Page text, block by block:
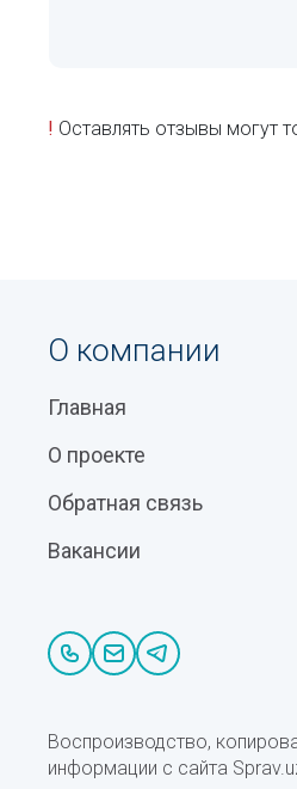
! Оставлять отзывы могут
О компании
Главная
О проекте
Обратная связь
Вакансии
Воспроизводство,
информации с сайта